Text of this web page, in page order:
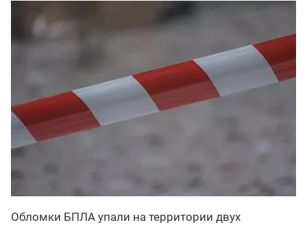
Обломки БПЛА упали на территории двух